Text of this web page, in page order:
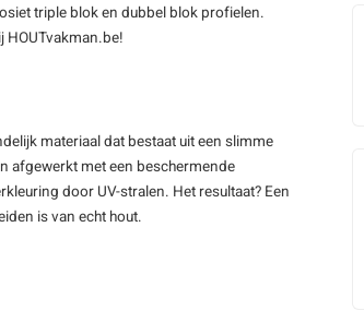
triple blok en dubbel blok profielen.
materiaal dat bestaat uit een slimme
afgewerkt met een beschermende
door UV-stralen. Het resultaat? Een
is van echt hout.